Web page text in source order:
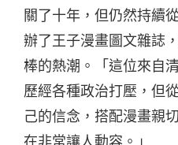
關了十年，但仍然持續
辦了王子漫畫圖文雜誌
棒的熱潮。「這位來自
歷經各種政治打壓，但
己的信念，搭配漫畫親